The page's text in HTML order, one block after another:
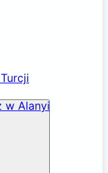
w Alanyi